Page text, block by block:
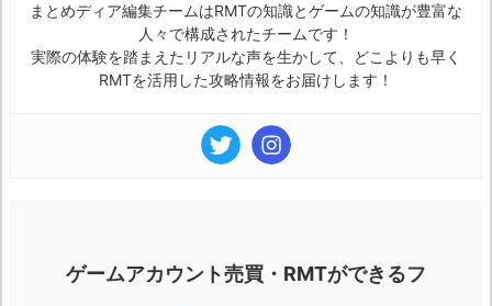
まとめディア編集チームはRMTの知識とゲームの知識が豊富な
人々で構成されたチームです！
実際の体験を踏まえたリアルな声を生かして、どこよりも早く
RMTを活用した攻略情報をお届けします！
ゲームアカウント売買・RMTができるフ